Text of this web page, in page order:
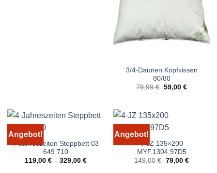
3/4-Daunen Kopfkissen
80/80
79,99€ Ursprünglicher
59,00 €Aktueller
Angebot!
4-Jahreszeiten Steppbett 03
649 710
119,00 €– 329,00 €
Angebot!
4-JZ 135×200
MYF.1304.97D5
149,00€ Ursprünglicher
79,00 €Aktueller